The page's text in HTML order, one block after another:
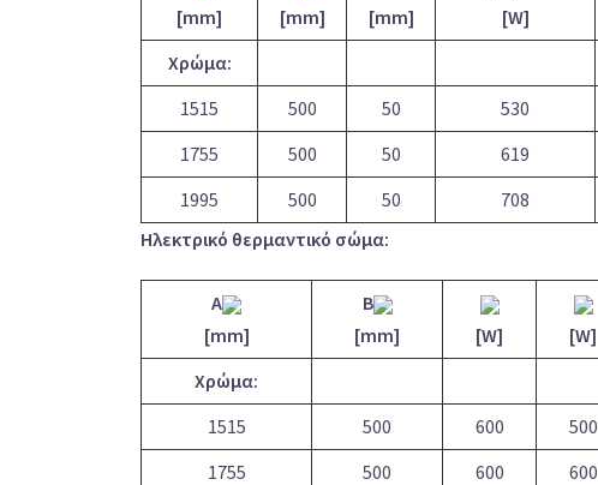
[mm]
[mm]
[mm]
[W]
Χρώμα:
1515
500 50 530
1755
500 50 619
1995
500 50 708
Ηλεκτρικό θερμαντικό σώμα:
A
[mm]
B
[mm]
[W] [W]
Χρώμα:
1515
500 600 500
1755
500 600 600